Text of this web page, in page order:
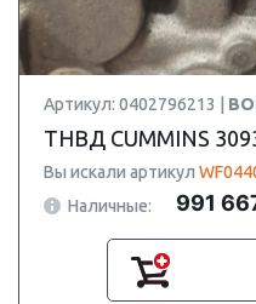
Артикул: 0402796213 |
ТНВД CUMMINS
Вы искали артикул
Наличные:
991